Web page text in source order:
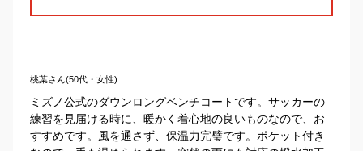
桃葉さん(50代・女性)
ミズノ公式のダウンロングベンチコートです。サッカーの
練習を見届ける時に、暖かく着心地の良いものなので、お
すすめです。風を通さず、保温力完璧です。ポケット付き